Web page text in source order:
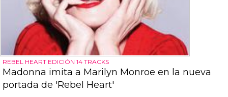
REBEL HEART EDICIÓN 14 TRACKS
Madonna imita a Marilyn Monroe en la nueva
portada de 'Rebel Heart'